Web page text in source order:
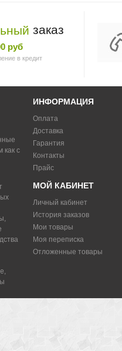
заказ
руб
в кредит
как с
ИНФОРМАЦИЯ
Оплата
Доставка
Гарантия
Контакты
Прайс
МОЙ КАБИНЕТ
Личный кабинет
История заказов
Мои товары
Моя переписка
Отложенные товары